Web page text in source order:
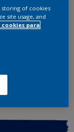
en línea.
una tienda
storing of cookies
site usage, and
para